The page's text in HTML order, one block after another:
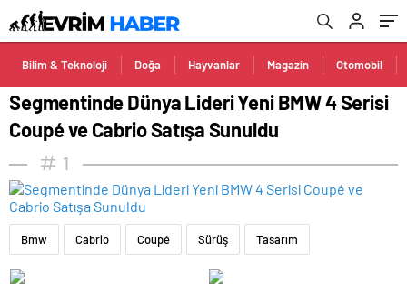
Bilim & Teknoloji Doğa Hayvanlar Magazin Otomobil
Segmentinde Dünya Lideri Yeni BMW 4 Serisi
Coupé ve Cabrio Satışa Sunuldu
1
Bmw Cabrio Coupé Sürüş Tasarım